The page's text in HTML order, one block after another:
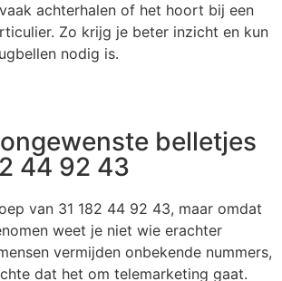
achterhalen of het hoort bij een
Zo krijg je beter inzicht en kun
nodig is.
belletjes
44 92 43
van 31 182 44 92 43, maar omdat
weet je niet wie erachter
vermijden onbekende nummers,
dat het om telemarketing gaat.